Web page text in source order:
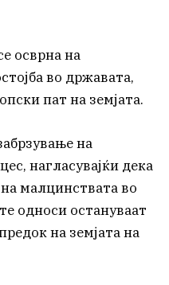
осврна на
во државата,
пат на земјата.
на
нагласувајќи дека
малцинствата во
односи остануваат
на земјата на